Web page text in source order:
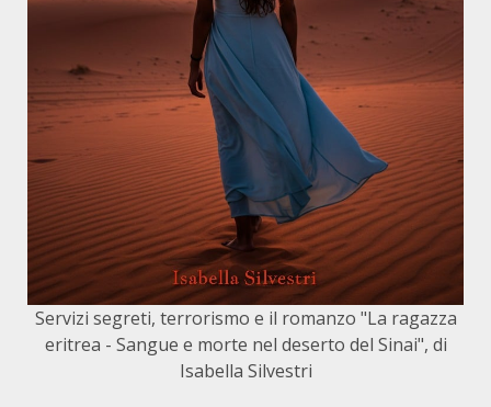
Servizi segreti, terrorismo e il romanzo "La ragazza
eritrea - Sangue e morte nel deserto del Sinai", di
Isabella Silvestri